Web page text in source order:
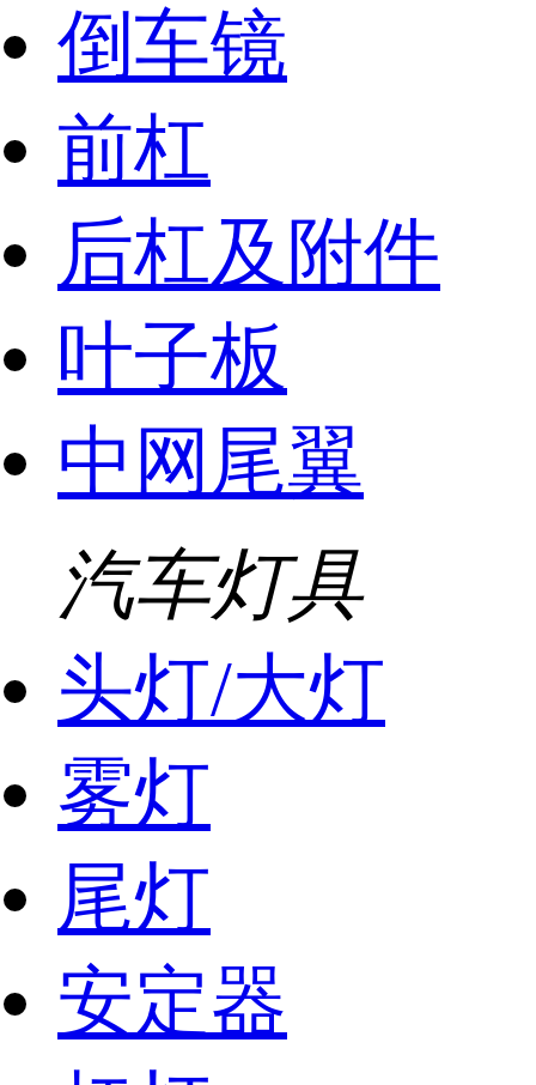
倒车镜
前杠
后杠及附件
叶子板
中网尾翼
汽车灯具
头灯/大灯
雾灯
尾灯
安定器